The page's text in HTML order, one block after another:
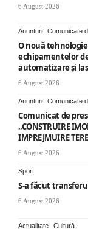
6 August 2026
Anunturi Comunicate
O nouă
echipamentelor
automatizare și
6 August 2026
Anunturi Comunicate
Comunicat de
„CONSTRUIRE
IMPREJMUIRE
6 August 2026
Sport
S-a făcut
6 August 2026
Actualitate Cultură